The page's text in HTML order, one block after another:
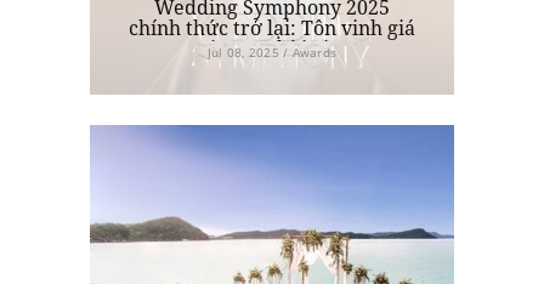
Wedding Symphony 2025
chính thức trở lại: Tôn vinh giá
trị vượt thời gian
Jul 08, 2025 / Awards